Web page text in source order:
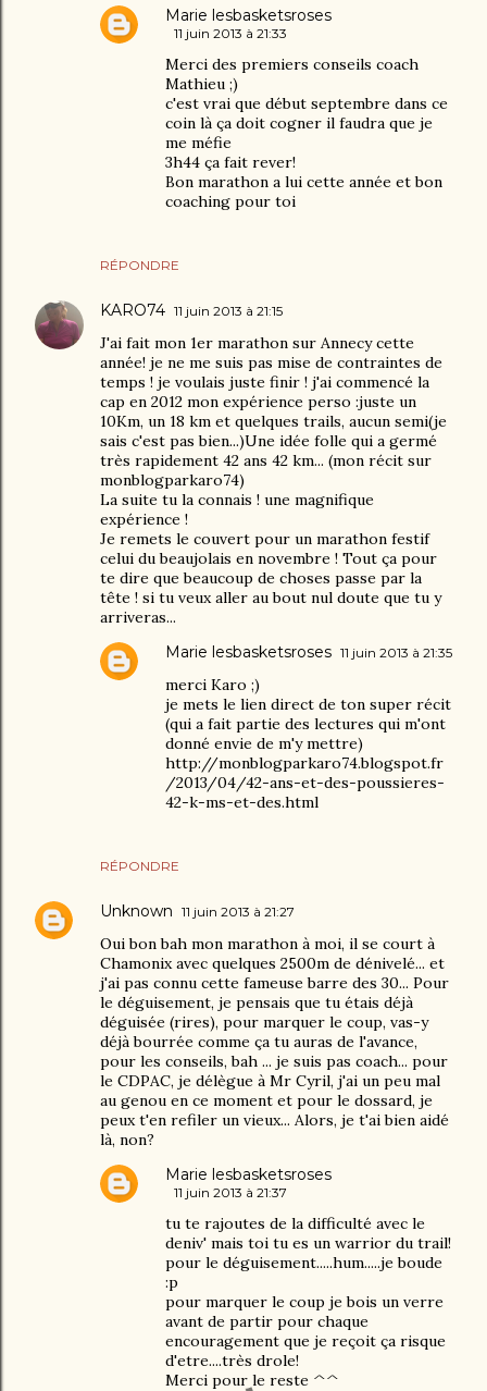
RÉPONDRE
Marie lesbasketsroses
11 juin 2013 à 21:33
Merci des premiers conseils coach
Mathieu ;)
c'est vrai que début septembre dans ce
coin là ça doit cogner il faudra que je
me méfie
3h44 ça fait rever!
Bon marathon a lui cette année et bon
coaching pour toi
KARO74 11 juin 2013 à 21:15
J'ai fait mon 1er marathon sur Annecy cette
année! je ne me suis pas mise de contraintes de
temps ! je voulais juste finir ! j'ai commencé la
cap en 2012 mon expérience perso :juste un
10Km, un 18 km et quelques trails, aucun semi(je
sais c'est pas bien...)Une idée folle qui a germé
très rapidement 42 ans 42 km... (mon récit sur
monblogparkaro74)
La suite tu la connais ! une magnifique
expérience !
Je remets le couvert pour un marathon festif
celui du beaujolais en novembre ! Tout ça pour
te dire que beaucoup de choses passe par la
tête ! si tu veux aller au bout nul doute que tu y
arriveras...
RÉPONDRE
Marie lesbasketsroses 11 juin 2013 à 21:35
merci Karo ;)
je mets le lien direct de ton super récit
(qui a fait partie des lectures qui m'ont
donné envie de m'y mettre)
http://monblogparkaro74.blogspot.fr
/2013/04/42-ans-et-des-poussieres-
42-k-ms-et-des.html
Unknown 11 juin 2013 à 21:27
Oui bon bah mon marathon à moi, il se court à
Chamonix avec quelques 2500m de dénivelé... et
j'ai pas connu cette fameuse barre des 30... Pour
le déguisement, je pensais que tu étais déjà
déguisée (rires), pour marquer le coup, vas-y
déjà bourrée comme ça tu auras de l'avance,
pour les conseils, bah ... je suis pas coach... pour
le CDPAC, je délègue à Mr Cyril, j'ai un peu mal
au genou en ce moment et pour le dossard, je
peux t'en refiler un vieux... Alors, je t'ai bien aidé
là, non?
Marie lesbasketsroses
11 juin 2013 à 21:37
tu te rajoutes de la difficulté avec le
deniv' mais toi tu es un warrior du trail!
pour le déguisement.....hum.....je boude
:p
pour marquer le coup je bois un verre
avant de partir pour chaque
encouragement que je reçoit ça risque
d'etre....très drole!
Merci pour le reste ^^